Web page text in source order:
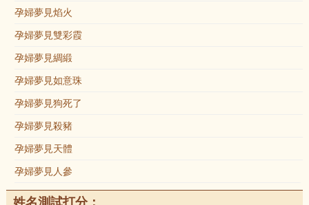
孕婦夢見焰火
孕婦夢見雙彩霞
孕婦夢見綢緞
孕婦夢見如意珠
孕婦夢見狗死了
孕婦夢見殺豬
孕婦夢見天體
孕婦夢見人參
姓名測試打分：